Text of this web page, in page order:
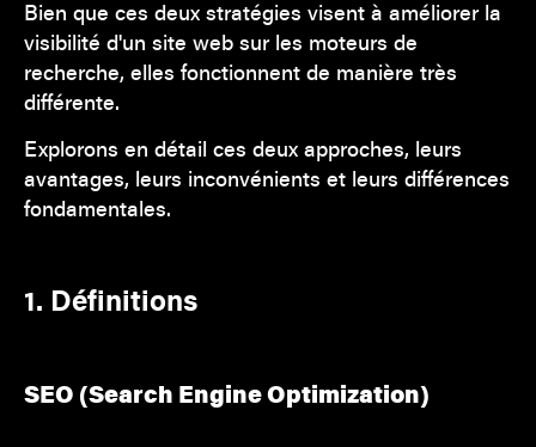
Bien que ces deux stratégies visent à améliorer la
visibilité d'un site web sur les moteurs de
recherche, elles fonctionnent de manière très
différente.
Explorons en détail ces deux approches, leurs
avantages, leurs inconvénients et leurs différences
fondamentales.
1. Définitions
SEO (Search Engine Optimization)